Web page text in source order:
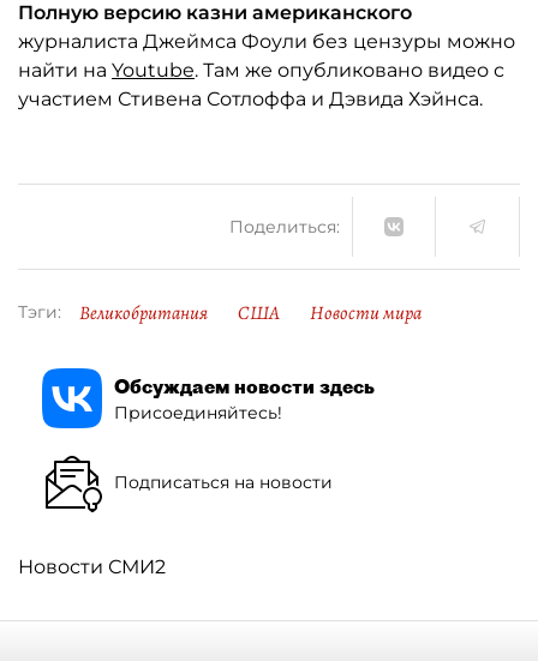
Полную версию казни американского
журналиста Джеймса Фоули без цензуры можно
найти на Youtube. Там же опубликовано видео с
участием Стивена Сотлоффа и Дэвида Хэйнса.
Поделиться:
Тэги: Великобритания США Новости мира
Обсуждаем новости здесь
Присоединяйтесь!
Подписаться на новости
Новости СМИ2